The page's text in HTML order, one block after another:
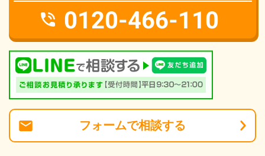
0120-466-110
フォームで相談する